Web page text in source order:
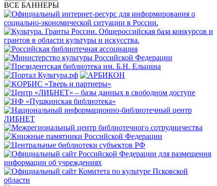
ВСЕ БАННЕРЫ